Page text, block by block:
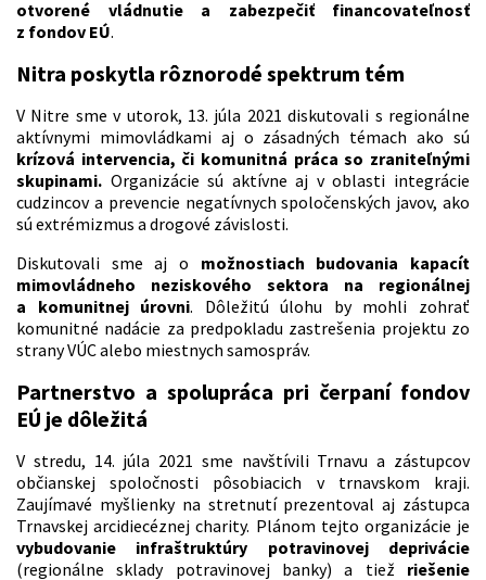
otvorené vládnutie a zabezpečiť financovateľnosť
z fondov EÚ.
Nitra poskytla rôznorodé spektrum tém
V Nitre sme v utorok, 13. júla 2021 diskutovali s regionálne
aktívnymi mimovládkami aj o zásadných témach ako sú
krízová intervencia, či komunitná práca so zraniteľnými
skupinami. Organizácie sú aktívne aj v oblasti integrácie
cudzincov a prevencie negatívnych spoločenských javov, ako
sú extrémizmus a drogové závislosti.
Diskutovali sme aj o možnostiach budovania kapacít
mimovládneho neziskového sektora na regionálnej
a komunitnej úrovni. Dôležitú úlohu by mohli zohrať
komunitné nadácie za predpokladu zastrešenia projektu zo
strany VÚC alebo miestnych samospráv.
Partnerstvo a spolupráca pri čerpaní fondov
EÚ je dôležitá
V stredu, 14. júla 2021 sme navštívili Trnavu a zástupcov
občianskej spoločnosti pôsobiacich v trnavskom kraji.
Zaujímavé myšlienky na stretnutí prezentoval aj zástupca
Trnavskej arcidiecéznej charity. Plánom tejto organizácie je
vybudovanie infraštruktúry potravinovej deprivácie
(regionálne sklady potravinovej banky) a tiež riešenie